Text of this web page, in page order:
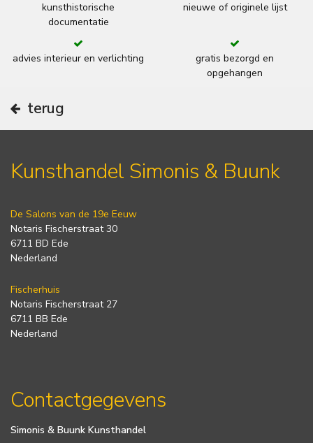
kunsthistorische
documentatie
nieuwe of originele lijst
advies interieur en verlichting
gratis bezorgd en
opgehangen
terug
Kunsthandel Simonis & Buunk
De Salons van de 19e Eeuw
Notaris Fischerstraat 30
6711 BD Ede
Nederland
Fischerhuis
Notaris Fischerstraat 27
6711 BB Ede
Nederland
Contactgegevens
Simonis & Buunk Kunsthandel